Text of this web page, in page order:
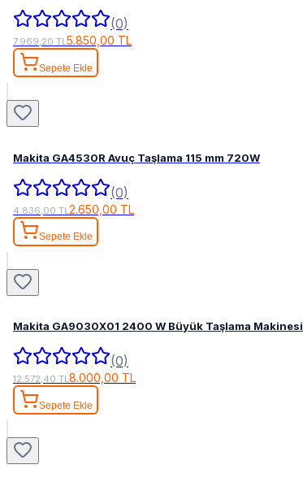
(0)
7.969,20 TL5.850,00 TL
Sepete Ekle
Makita GA4530R Avuç Taşlama 115 mm 720W
(0)
4.836,00 TL2.650,00 TL
Sepete Ekle
Makita GA9030X01 2400 W Büyük Taşlama Makinesi
(0)
12.572,40 TL8.000,00 TL
Sepete Ekle